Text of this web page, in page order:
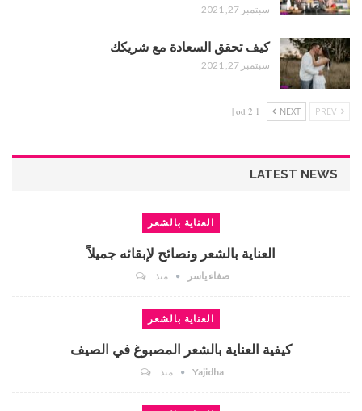
سبتمبر 27, 2021
كيف تحقق السعادة مع شريكك
سبتمبر 27, 2021
NEXT
1 od 2 |
LATEST NEWS
العناية بالشعر
العناية بالشعر ونصائح لإبقائه جميلاً
صفاء ياسر منذ
العناية بالشعر
كيفية العناية بالشعر المصبوغ في الصيف
Yajidha منذ